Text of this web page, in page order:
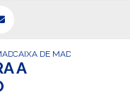
EXPORTACAOPARA A EXPORTACAO
CAIXA DE MADEIRA PARA A
A